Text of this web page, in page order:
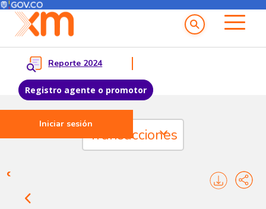
Pasar al contenido principal
Menú del Usuario
Reporte 2024
Registro agente o promotor
Iniciar sesión
Menu principal
Transacciones - Registros
Transacciones